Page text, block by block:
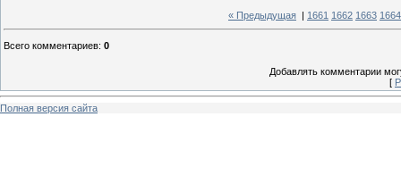
« Предыдущая 1661 1662 1663 1664
Всего комментариев: 0
Добавлять комментарии
[
Полная версия сайта